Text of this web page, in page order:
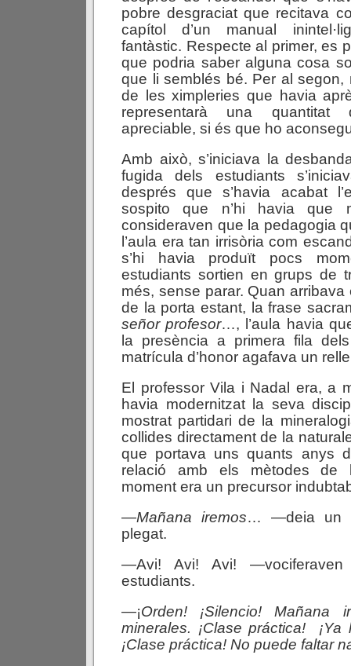
pobre desgraciat que recitava
capítol d’un manual
fantàstic. Respecte al primer, es
que podria saber alguna cosa
que li semblés bé. Per al segon,
de les ximpleries que havia
representarà una
apreciable, si és que ho
Amb això, s’iniciava la
fugida dels estudiants
després que s’havia acabat
sospito que n’hi havia que
consideraven que la pedagogia
l’aula era tan irrisòria com
s’hi havia produït pocs
estudiants sortien en grups de
més, sense parar. Quan
de la porta estant, la frase
señorprofesor…, l’aula havia
la presència a primera fila
matrícula d’honor agafava un
El professor Vila i Nadal era, a
havia modernitzat la seva
mostrat partidari de la
collides directament de la
que portava uns quants anys
relació amb els mètodes de
moment era un precursor
—Mañana iremos… —deia un
plegat.
—Avi! Avi! Avi! —vociferaven
estudiants.
—¡Orden! ¡Silencio!Mañana
minerales. ¡Clasepráctica! ¡Ya
¡Clase práctica! No puede faltar